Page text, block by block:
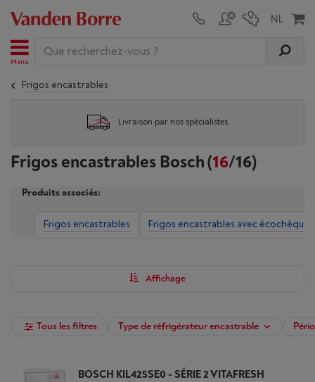
Menu
Frigos encastrables
Livraison par nos spécialistes
Frigos encastrables Bosch(16/16)
Produits associés:
Frigos encastrables Frigos encastrables avec écochèques
Affichage
Tous les filtres Type de réfrigérateur encastrable
BOSCH KIL425SE0 - SÉRIE 2 VITAFRESH